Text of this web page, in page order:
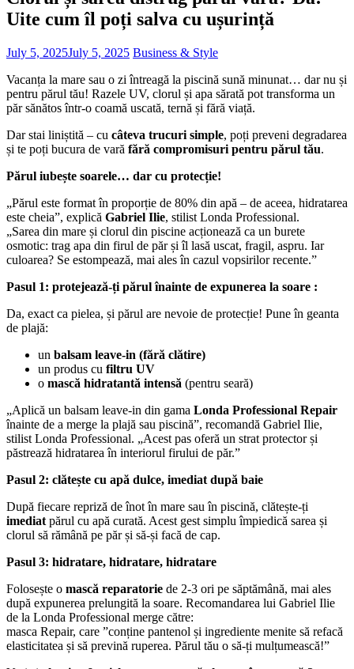
Uite cum îl poți salva cu ușurință
July 5, 2025July 5, 2025 Business & Style
Vacanța la mare sau o zi întreagă la piscină sună minunat… dar nu și
pentru părul tău! Razele UV, clorul și apa sărată pot transforma un
păr sănătos într-o coamă uscată, ternă și fără viață.
Dar stai liniștită – cu câteva trucuri simple, poți preveni degradarea
și te poți bucura de vară fără compromisuri pentru părul tău.
Părul iubește soarele… dar cu protecție!
„Părul este format în proporție de 80% din apă – de aceea, hidratarea
este cheia”, explică Gabriel Ilie, stilist Londa Professional.
„Sarea din mare și clorul din piscine acționează ca un burete
osmotic: trag apa din firul de păr și îl lasă uscat, fragil, aspru. Iar
culoarea? Se estompează, mai ales în cazul vopsirilor recente.”
Pasul 1: protejează-ți părul înainte de expunerea la soare :
Da, exact ca pielea, și părul are nevoie de protecție! Pune în geanta
de plajă:
un balsam leave-in (fără clătire)
un produs cu filtru UV
o mască hidratantă intensă (pentru seară)
„Aplică un balsam leave-in din gama Londa Professional Repair
înainte de a merge la plajă sau piscină”, recomandă Gabriel Ilie,
stilist Londa Professional. „Acest pas oferă un strat protector și
păstrează hidratarea în interiorul firului de păr.”
Pasul 2: clătește cu apă dulce, imediat după baie
După fiecare repriză de înot în mare sau în piscină, clătește-ți
imediat părul cu apă curată. Acest gest simplu împiedică sarea și
clorul să rămână pe păr și să-și facă de cap.
Pasul 3: hidratare, hidratare, hidratare
Folosește o mască reparatorie de 2-3 ori pe săptămână, mai ales
după expunerea prelungită la soare. Recomandarea lui Gabriel Ilie
de la Londa Professional merge către:
masca Repair, care ”conține pantenol și ingrediente menite să refacă
elasticitatea și să prevină ruperea. Părul tău o să-ți mulțumească!”